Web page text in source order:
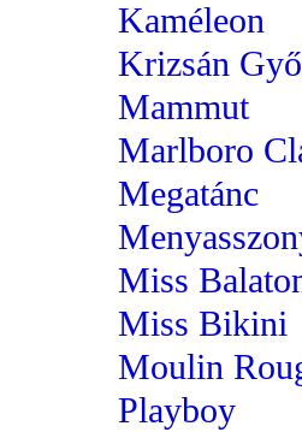
Kaméleon
Krizsán
Mammut
Marlboro
Megatánc
Miss
Miss Bikini
Moulin
Playboy